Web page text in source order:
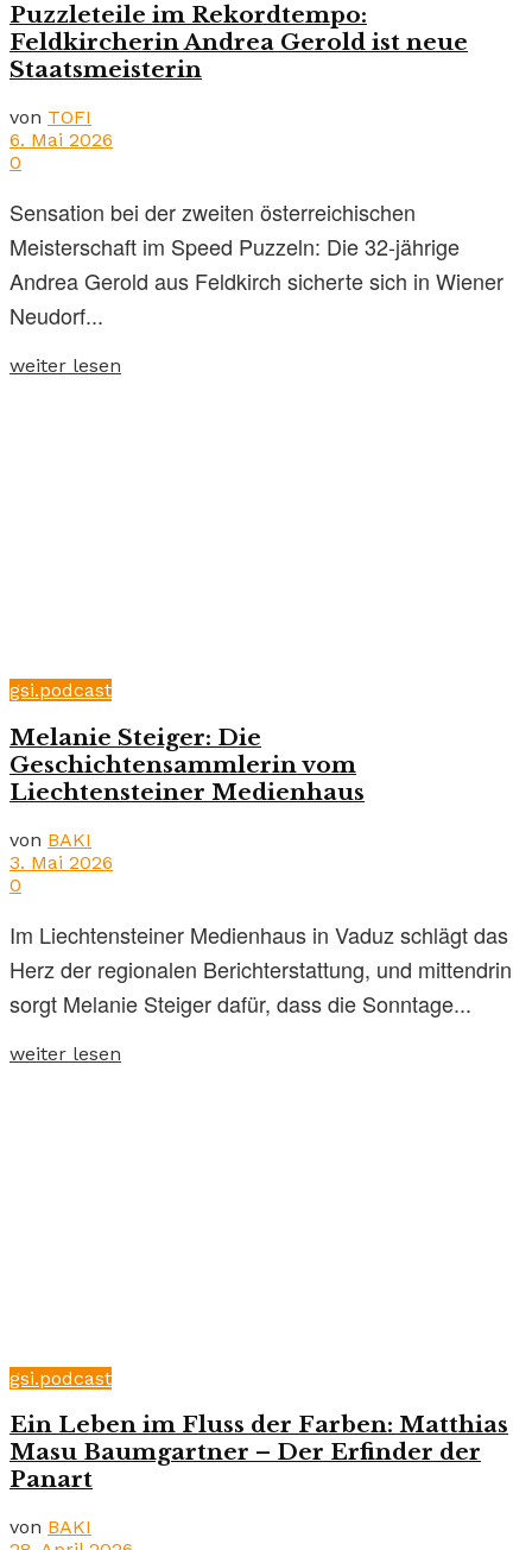
Puzzleteile im Rekordtempo:
Feldkircherin Andrea Gerold ist neue
Staatsmeisterin
von TOFI
6. Mai 2026
0
Sensation bei der zweiten österreichischen
Meisterschaft im Speed Puzzeln: Die 32-jährige
Andrea Gerold aus Feldkirch sicherte sich in Wiener
Neudorf...
weiter lesen
gsi.podcast
Melanie Steiger: Die
Geschichtensammlerin vom
Liechtensteiner Medienhaus
von BAKI
3. Mai 2026
0
Im Liechtensteiner Medienhaus in Vaduz schlägt das
Herz der regionalen Berichterstattung, und mittendrin
sorgt Melanie Steiger dafür, dass die Sonntage...
weiter lesen
gsi.podcast
Ein Leben im Fluss der Farben: Matthias
Masu Baumgartner – Der Erfinder der
Panart
von BAKI